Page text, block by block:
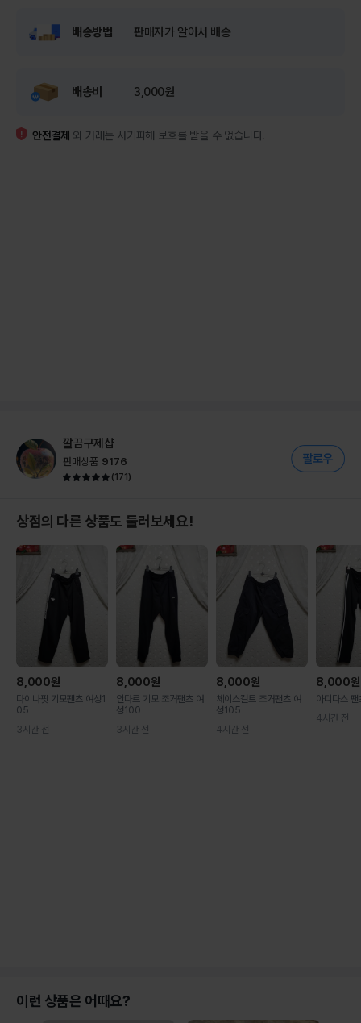
배송방법 판매자가 알아서 배송
배송비 3,000원
안전결제 외 거래는 사기피해 보호를 받을 수 없습니다.
깔끔구제샵
판매상품 9176
(171)
상점의 다른 상품도 둘러보세요!
8,000원
다이나핏 기모팬츠 여성1
05
3시간 전
8,000원
안다르 기모 조거팬츠 여
성100
3시간 전
8,000원
체이스컬트 조거팬츠 여
성105
4시간 전
8,000원
아디다스
4시간 전
이런 상품은 어때요?